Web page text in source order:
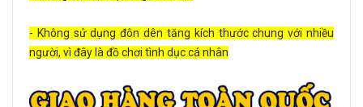
- Không sử dụng đôn dên tăng kích thước chung với nhiều
người, vì đây là đồ chơi tình dục cá nhân